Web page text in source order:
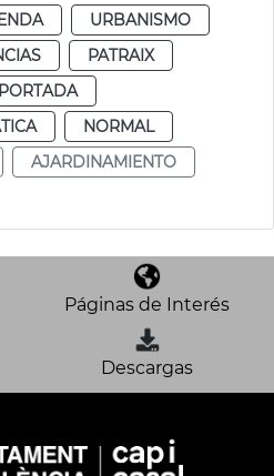
URBANISMO
PATRAIX
NORMAL
AJARDINAMIENTO
Páginas de Interés
Descargas